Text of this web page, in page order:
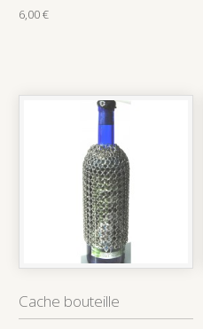
6,00 €
Cache bouteille